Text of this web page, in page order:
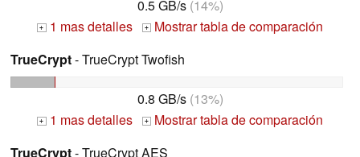
0.5 GB/s(14%)
+ 1 mas detalles +
Mostrar tabla de comparación
TrueCrypt- TrueCrypt Twofish
0.8 GB/s(13%)
+ 1 mas detalles +
Mostrar tabla de comparación
TrueCrypt- TrueCrypt AES